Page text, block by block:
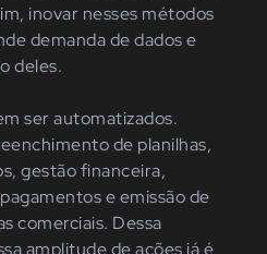
inovar nesses métodos
demanda de dados e
deles.
ser automatizados.
de planilhas,
gestão financeira,
e emissão de
comerciais. Dessa
amplitude de ações já é